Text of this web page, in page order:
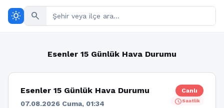
wb_sunny search
Esenler 15 Günlük Hava Durumu
Esenler 15 Günlük Hava Durumu
07.08.2026 Cuma, 01:34
Canlı
scheduleSaatlik